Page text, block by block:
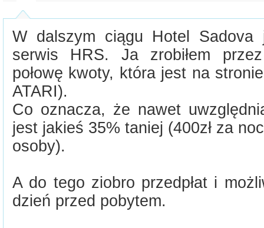
W dalszym ciągu Hotel
serwis HRS. Ja zrobiłem
połowę kwoty, która jest na
ATARI).
Co oznacza, że nawet
jest jakieś 35% taniej (400zł za
osoby).
A do tego ziobro przedpłat i
dzień przed pobytem.